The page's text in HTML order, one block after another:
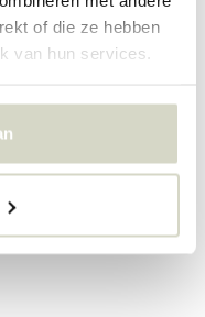
of die ze hebben
van hun services.
dit product..